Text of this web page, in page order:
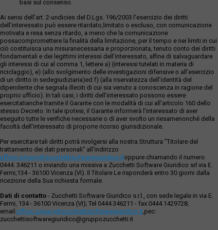
basi sul consenso.
Ai sensi dell’art. 2-undicies del D.Lgs. 196/2003 l’esercizio dei diritti
dell’interessato può essere ritardato,limitato o escluso, con comunicazione
motivata e resa senza ritardo, a meno che la comunicazione
possacompromettere la finalità della limitazione, per il tempo e nei limiti in cui
ciò costituisca una misuranecessaria e proporzionata, tenuto conto dei diritti
fondamentali e dei legittimi interessi dell’interessato, alfine di salvaguardare
gli interessi di cui al comma 1, lettere a) (interessi tutelati in materia di
riciclaggio), e) (allo svolgimento delle investigazioni difensive o all’esercizio
di un diritto in sedegiudiziaria)ed f) (alla riservatezza dell’identità del
dipendente che segnala illeciti di cui sia venuto a conoscenza in ragione del
proprio ufficio). In tali casi, i diritti dell’interessato possono essere
esercitatianche tramite il Garante con le modalità di cui all’articolo 160 dello
stesso Decreto. In tale ipotesi, il Garante informerà l’interessato di aver
eseguito tutte le verifiche necessarie o di aver svolto un riesamenonché della
facoltà dell’interessato di proporre ricorso giurisdizionale.
Per esercitare tali diritti potrà rivolgersi alla nostra Struttura "Titolare del
trattamento dei dati personali" all'indirizzo
ufficio.privacy@zucchettisofwaregiuridico.itoppure chiamando il numero
0444. 346211 o inviando una missiva a Zucchetti Software Giuridico srl via E.
Fermi,134 - 36100 Vicenza (VI). Il Titolare Le risponderà entro 30 giorni dalla
ricezione della Sua richiesta formale.
Dati di contatto - Zucchetti Software Giuridico s.r.l., con sede legale in via E.
Fermi, 134 - 36100 Vicenza (VI); Tel 0444.346211 - fax 0444.1429728;
email:ufficio.privacy@zucchettisoftwaregiuridico.it,pec:
zucchettisoftwaregiuridico@gruppozucchetti.it